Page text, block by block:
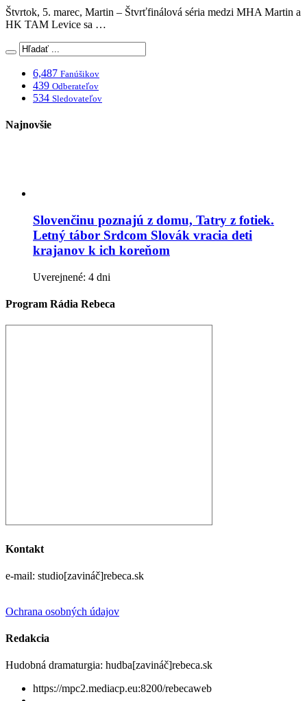
Štvrtok, 5. marec, Martin – Štvrťfinálová séria medzi MHA Martin a
HK TAM Levice sa …
6,487 Fanúšikov
439 Odberateľov
534 Sledovateľov
Najnovšie
Slovenčinu poznajú z domu, Tatry z fotiek.
Letný tábor Srdcom Slovák vracia deti
krajanov k ich koreňom
Uverejnené: 4 dni
Program Rádia Rebeca
Kontakt
e-mail: studio[zavináč]rebeca.sk
Ochrana osobných údajov
Redakcia
Hudobná dramaturgia: hudba[zavináč]rebeca.sk
https://mpc2.mediacp.eu:8200/rebecaweb